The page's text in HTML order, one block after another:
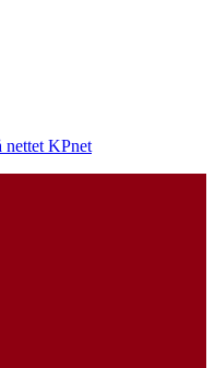
KPnet